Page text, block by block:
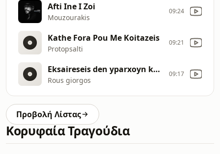
Afti Ine I Zoi
Mouzourakis
09:24
Kathe Fora Pou Me Koitazeis
Protopsalti
09:21
Eksaireseis den yparxoyn kanones ma mono eksaireseis
Rous giorgos
09:17
Προβολή Λίστας
Κορυφαία Τραγούδια